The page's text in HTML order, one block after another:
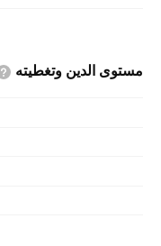
مستوى الدين وتغطيته